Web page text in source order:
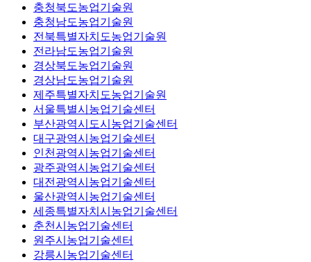
충청북도농업기술원
충청남도농업기술원
전북특별자치도농업기술원
전라남도농업기술원
경상북도농업기술원
경상남도농업기술원
제주특별자치도농업기술원
서울특별시농업기술센터
부산광역시도시농업기술센터
대구광역시농업기술센터
인천광역시농업기술센터
광주광역시농업기술센터
대전광역시농업기술센터
울산광역시농업기술센터
세종특별자치시농업기술센터
춘천시농업기술센터
원주시농업기술센터
강릉시농업기술센터